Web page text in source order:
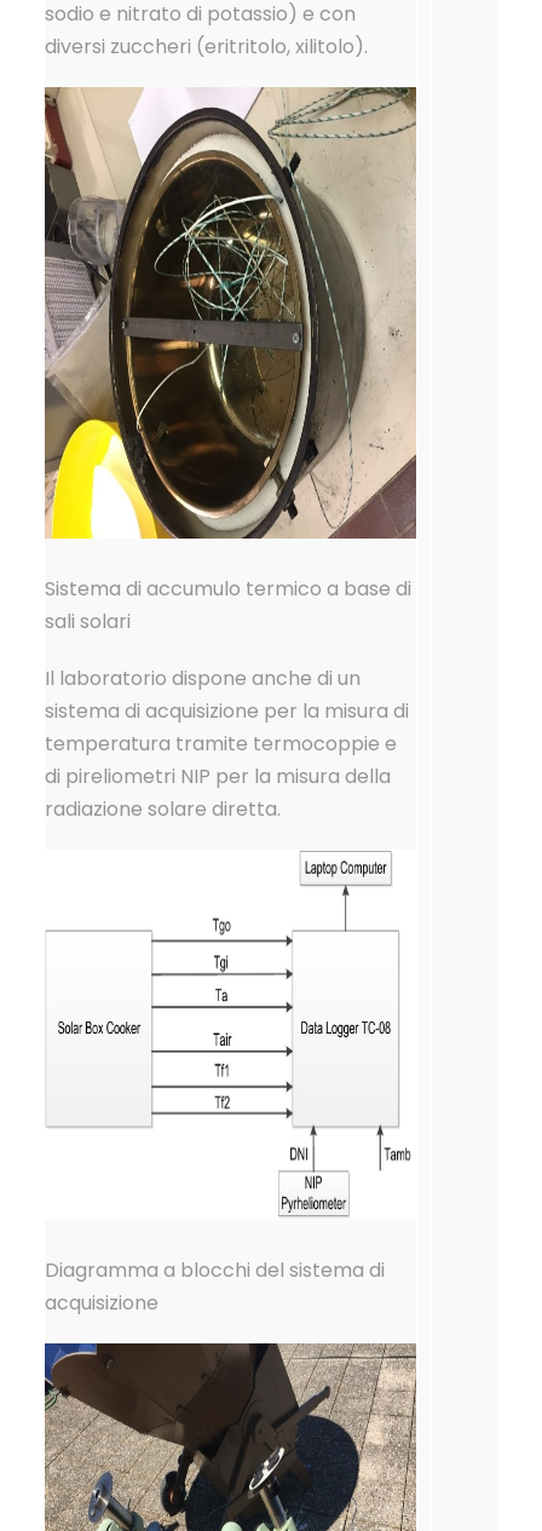
sodio e nitrato di potassio) e con
diversi zuccheri (eritritolo, xilitolo).
Sistema di accumulo termico a base di
sali solari
Il laboratorio dispone anche di un
sistema di acquisizione per la misura di
temperatura tramite termocoppie e
di pireliometri NIP per la misura della
radiazione solare diretta.
Diagramma a blocchi del sistema di
acquisizione